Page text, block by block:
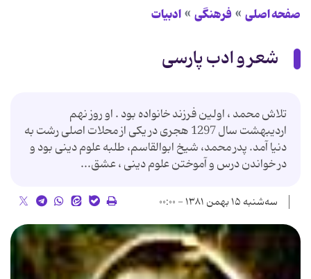
صفحه اصلی فرهنگی ادبیات
شعر و ادب پارسی
تلاش محمد ، اولین فرزند خانواده بود . او روز نهم
اردیبهشت سال 1297 هجری در یکی از محلات اصلی رشت به
دنیا آمد. پدر محمد، شیخ ابوالقاسم، طلبه علوم دینی بود و
در خواندن درس و آموختن علوم دینی ، عشق...
سه‌شنبه ۱۵ بهمن ۱۳۸۱ - ۰۰:۰۰